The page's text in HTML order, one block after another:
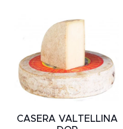
CASERA VALTELLINA